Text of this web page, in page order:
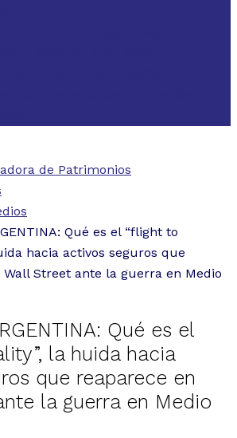
de Patrimonios
Qué es el “flight to
hacia activos seguros que
Wall Street ante la guerra en Medio
Qué es el
la huida hacia
que reaparece en
la guerra en Medio